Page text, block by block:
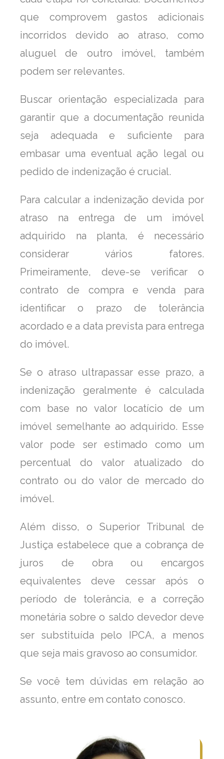
que comprovem gastos adicionais
incorridos devido ao atraso, como
aluguel de outro imóvel, também
podem ser relevantes.
Buscar orientação especializada para
garantir que a documentação reunida
seja adequada e suficiente para
embasar uma eventual ação legal ou
pedido de indenização é crucial.
Para calcular a indenização devida por
atraso na entrega de um imóvel
adquirido na planta, é necessário
considerar vários fatores.
Primeiramente, deve-se verificar o
contrato de compra e venda para
identificar o prazo de tolerância
acordado e a data prevista para entrega
do imóvel.
Se o atraso ultrapassar esse prazo, a
indenização geralmente é calculada
com base no valor locatício de um
imóvel semelhante ao adquirido. Esse
valor pode ser estimado como um
percentual do valor atualizado do
contrato ou do valor de mercado do
imóvel.
Além disso, o Superior Tribunal de
Justiça estabelece que a cobrança de
juros de obra ou encargos
equivalentes deve cessar após o
período de tolerância, e a correção
monetária sobre o saldo devedor deve
ser substituída pelo IPCA, a menos
que seja mais gravoso ao consumidor.
Se você tem dúvidas em relação ao
assunto, entre em contato conosco.